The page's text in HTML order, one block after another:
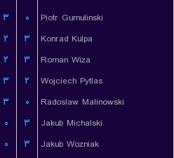
۳ ۰
Piotr Gumulinski
۲ ۳
Konrad Kulpa
۲ ۳
Roman Wiza
۳ ۲
Wojciech Pytlas
۳ ۰
Radoslaw Malinowski
۰ ۳
Jakub Michalski
۰ ۳
Jakub Wozniak